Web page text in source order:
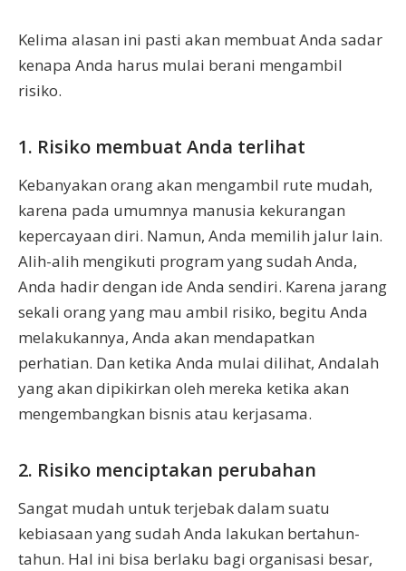
Kelima alasan ini pasti akan membuat Anda sadar
kenapa Anda harus mulai berani mengambil
risiko.
1. Risiko membuat Anda terlihat
Kebanyakan orang akan mengambil rute mudah,
karena pada umumnya manusia kekurangan
kepercayaan diri. Namun, Anda memilih jalur lain.
Alih-alih mengikuti program yang sudah Anda,
Anda hadir dengan ide Anda sendiri. Karena jarang
sekali orang yang mau ambil risiko, begitu Anda
melakukannya, Anda akan mendapatkan
perhatian. Dan ketika Anda mulai dilihat, Andalah
yang akan dipikirkan oleh mereka ketika akan
mengembangkan bisnis atau kerjasama.
2. Risiko menciptakan perubahan
Sangat mudah untuk terjebak dalam suatu
kebiasaan yang sudah Anda lakukan bertahun-
tahun. Hal ini bisa berlaku bagi organisasi besar,